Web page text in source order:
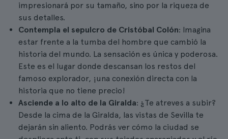
impresionará por su tamaño, sino por la riqueza de
sus detalles.
Contempla el sepulcro de Cristóbal Colón: Imagina
estar frente a la tumba del hombre que cambió la
historia del mundo. La sensación es única y poderosa.
Este es el lugar donde descansan los restos del
famoso explorador, ¡una conexión directa con la
historia que no tiene precio!
Asciende a lo alto de la Giralda: ¿Te atreves a subir?
Desde la cima de la Giralda, las vistas de Sevilla te
dejarán sin aliento. Podrás ver cómo la ciudad se